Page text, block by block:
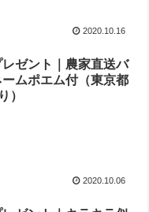
2020.10.16
ゼント｜農家直送バ
ムポエム付（東京都
）
2020.10.06